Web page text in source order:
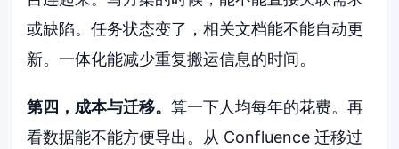
或缺陷。任务状态变了，相关文档能不能自动更
新。一体化能减少重复搬运信息的时间。
第四，成本与迁移。算一下人均每年的花费。再
看数据能不能方便导出。从 Confluence 迁移过